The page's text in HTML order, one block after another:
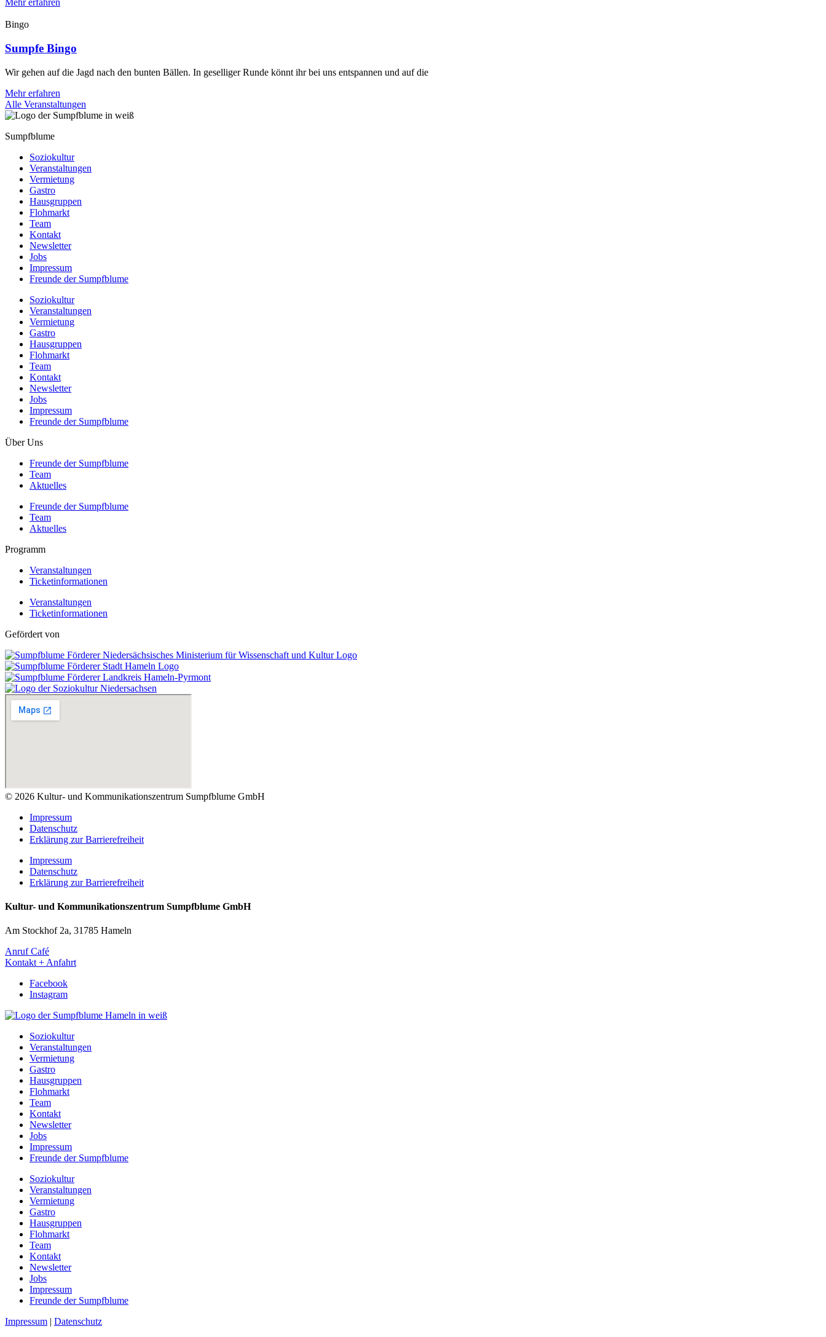
Mehr erfahren
Bingo
Sumpfe Bingo
Wir gehen auf die Jagd nach den bunten Bällen. In geselliger Runde könnt ihr bei uns entspannen und auf die
Mehr erfahren
Alle Veranstaltungen
Sumpfblume
Soziokultur
Veranstaltungen
Vermietung
Gastro
Hausgruppen
Flohmarkt
Team
Kontakt
Newsletter
Jobs
Impressum
Freunde der Sumpfblume
Soziokultur
Veranstaltungen
Vermietung
Gastro
Hausgruppen
Flohmarkt
Team
Kontakt
Newsletter
Jobs
Impressum
Freunde der Sumpfblume
Über Uns
Freunde der Sumpfblume
Team
Aktuelles
Freunde der Sumpfblume
Team
Aktuelles
Programm
Veranstaltungen
Ticketinformationen
Veranstaltungen
Ticketinformationen
Gefördert von
© 2026 Kultur- und Kommunikationszentrum Sumpfblume GmbH
Impressum
Datenschutz
Erklärung zur Barrierefreiheit
Impressum
Datenschutz
Erklärung zur Barrierefreiheit
Kultur- und Kommunikationszentrum Sumpfblume GmbH
Am Stockhof 2a, 31785 Hameln
Anruf Café
Kontakt + Anfahrt
Facebook
Instagram
Soziokultur
Veranstaltungen
Vermietung
Gastro
Hausgruppen
Flohmarkt
Team
Kontakt
Newsletter
Jobs
Impressum
Freunde der Sumpfblume
Soziokultur
Veranstaltungen
Vermietung
Gastro
Hausgruppen
Flohmarkt
Team
Kontakt
Newsletter
Jobs
Impressum
Freunde der Sumpfblume
Impressum | Datenschutz